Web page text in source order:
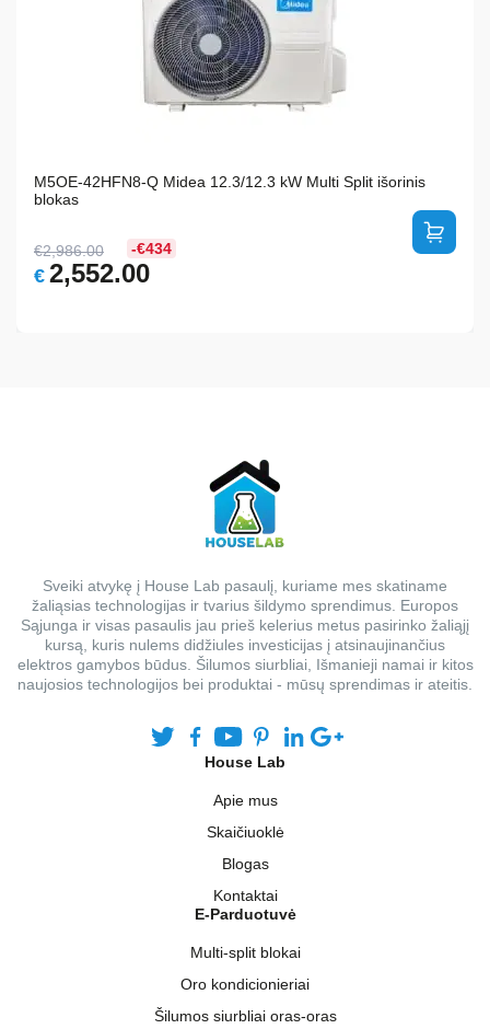
M5OE-42HFN8-Q Midea 12.3/12.3 kW Multi Split išorinis
blokas
-€434
€2,986.00
Original
€ 2,552.00Current
Sveiki atvykę į House Lab pasaulį, kuriame mes skatiname
žaliąsias technologijas ir tvarius šildymo sprendimus. Europos
Sąjunga ir visas pasaulis jau prieš kelerius metus pasirinko žaliąjį
kursą, kuris nulems didžiules investicijas į atsinaujinančius
elektros gamybos būdus. Šilumos siurbliai, Išmanieji namai ir kitos
naujosios technologijos bei produktai - mūsų sprendimas ir ateitis.
House Lab
Apie mus
Skaičiuoklė
Blogas
Kontaktai
E-Parduotuvė
Multi-split blokai
Oro kondicionieriai
Šilumos siurbliai oras-oras